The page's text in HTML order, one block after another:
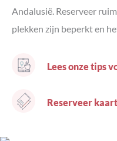
Andalusië. Reserveer
plekken zijn beperkt en
Lees onze tips
Reserveer